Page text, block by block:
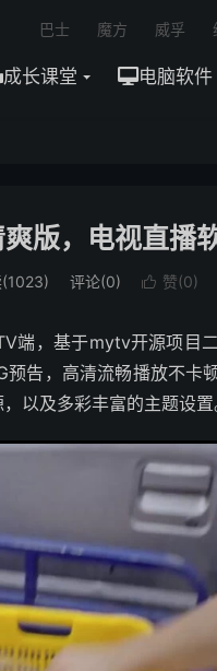
成长课堂 电脑软件
巴士 魔方 威孚
版，电视直播
(1023) 评论(0)  赞(0)
端，基于mytv开源项目
告，高清流畅播放不卡
以及多彩丰富的主题设置